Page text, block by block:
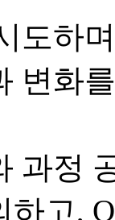
도하
변화
과정
고,